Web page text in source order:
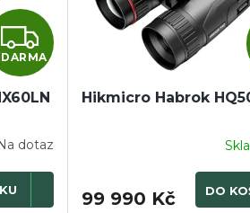
Z
D
A
R
M
dotaz
Hikmicro Habrok
99 990 Kč DO